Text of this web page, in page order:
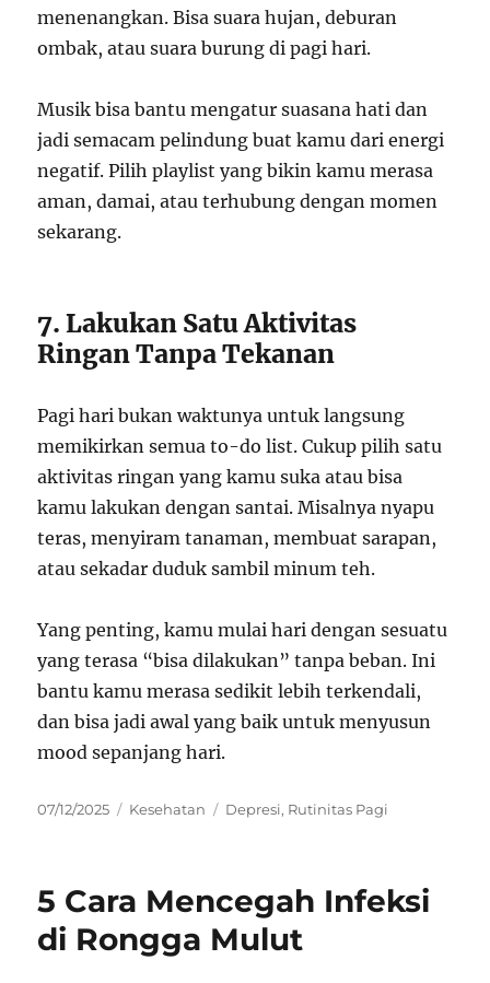
menenangkan. Bisa suara hujan, deburan
ombak, atau suara burung di pagi hari.
Musik bisa bantu mengatur suasana hati dan
jadi semacam pelindung buat kamu dari energi
negatif. Pilih playlist yang bikin kamu merasa
aman, damai, atau terhubung dengan momen
sekarang.
7. Lakukan Satu Aktivitas
Ringan Tanpa Tekanan
Pagi hari bukan waktunya untuk langsung
memikirkan semua to-do list. Cukup pilih satu
aktivitas ringan yang kamu suka atau bisa
kamu lakukan dengan santai. Misalnya nyapu
teras, menyiram tanaman, membuat sarapan,
atau sekadar duduk sambil minum teh.
Yang penting, kamu mulai hari dengan sesuatu
yang terasa “bisa dilakukan” tanpa beban. Ini
bantu kamu merasa sedikit lebih terkendali,
dan bisa jadi awal yang baik untuk menyusun
mood sepanjang hari.
Posted
07/12/2025 Categories
Kesehatan Tags
Depresi, Rutinitas Pagi
5 Cara Mencegah Infeksi
di Rongga Mulut